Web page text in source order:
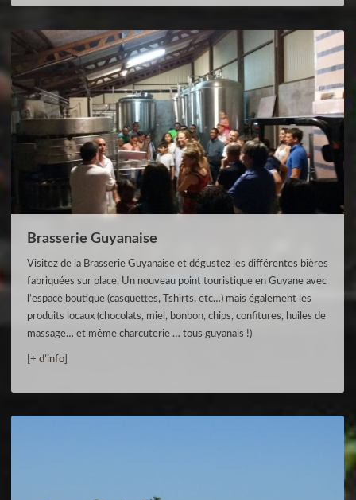
Brasserie Guyanaise
Visitez de la Brasserie Guyanaise et dégustez les différentes bières
fabriquées sur place. Un nouveau point touristique en Guyane avec
l’espace boutique (casquettes, Tshirts, etc…) mais également les
produits locaux (chocolats, miel, bonbon, chips, confitures, huiles de
massage… et même charcuterie … tous guyanais !)
[+ d’info]